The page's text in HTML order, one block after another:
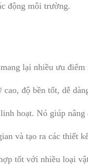
động môi trường.
mang lại nhiều ưu điểm
cao, độ bền tốt, dễ
hoạt. Nó giúp
và tạo ra các thiết
tốt với nhiều loại